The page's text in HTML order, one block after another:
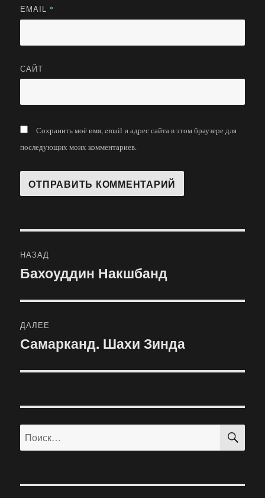
EMAIL *
САЙТ
Сохранить моё имя, email и адрес сайта в этом браузере для
последующих моих комментариев.
по
НАЗАД
Предыдущая
Бахоуддин Накшбанд
ДАЛЕЕ
Следующая
Самарканд. Шахи Зинда
Искать: